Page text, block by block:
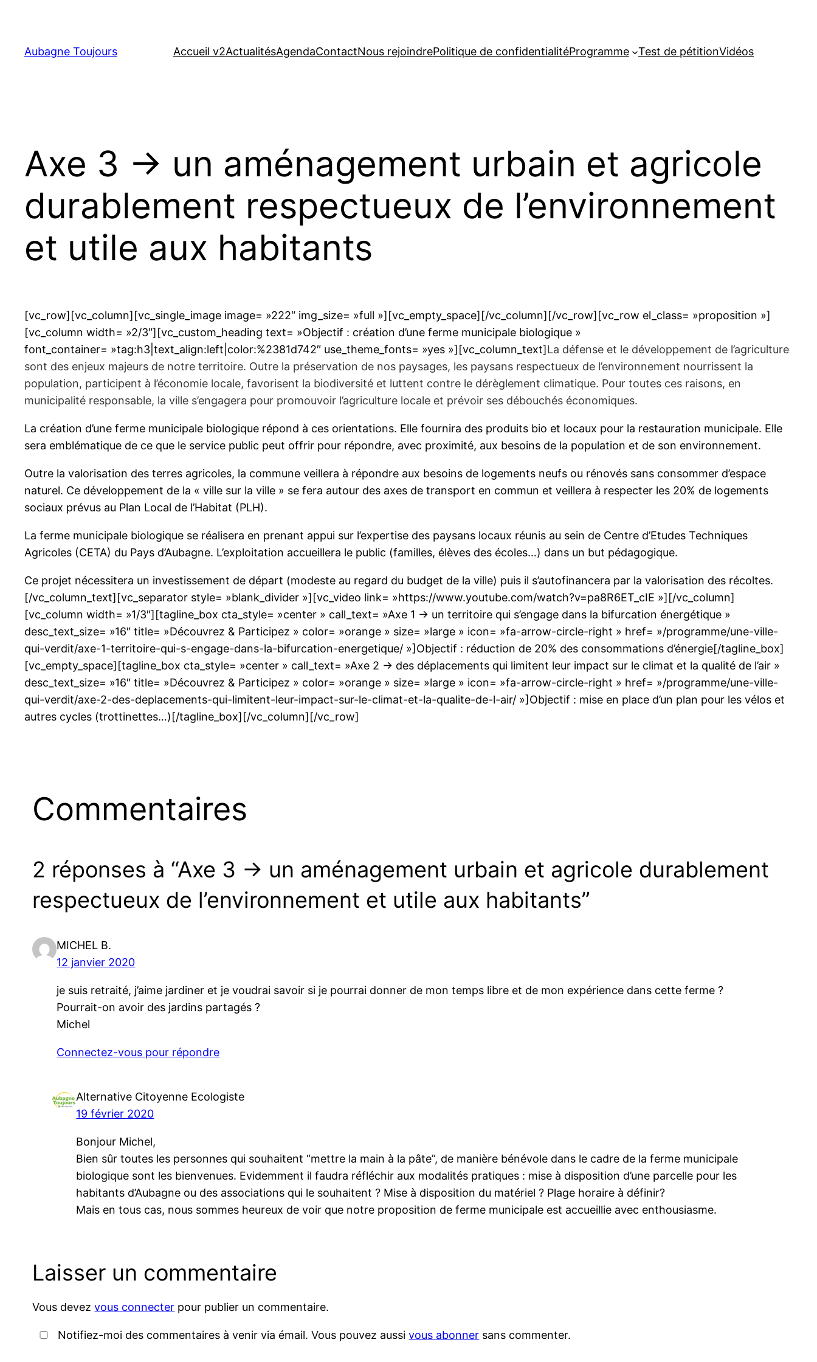
contenu
Aubagne Toujours Accueil v2ActualitésAgendaContactNous rejoindrePolitique de confidentialitéProgramme Test de pétitionVidéos
Axe 3 → un aménagement urbain et agricole
durablement respectueux de l’environnement
et utile aux habitants
[vc_row][vc_column][vc_single_image image= »222″ img_size= »full »][vc_empty_space][/vc_column][/vc_row][vc_row el_class= »proposition »]
[vc_column width= »2/3″][vc_custom_heading text= »Objectif : création d’une ferme municipale biologique »
font_container= »tag:h3|text_align:left|color:%2381d742″ use_theme_fonts= »yes »][vc_column_text]La défense et le développement de l’agriculture
sont des enjeux majeurs de notre territoire. Outre la préservation de nos paysages, les paysans respectueux de l’environnement nourrissent la
population, participent à l’économie locale, favorisent la biodiversité et luttent contre le dérèglement climatique. Pour toutes ces raisons, en
municipalité responsable, la ville s’engagera pour promouvoir l’agriculture locale et prévoir ses débouchés économiques.
La création d’une ferme municipale biologique répond à ces orientations. Elle fournira des produits bio et locaux pour la restauration municipale. Elle
sera emblématique de ce que le service public peut offrir pour répondre, avec proximité, aux besoins de la population et de son environnement.
Outre la valorisation des terres agricoles, la commune veillera à répondre aux besoins de logements neufs ou rénovés sans consommer d’espace
naturel. Ce développement de la « ville sur la ville » se fera autour des axes de transport en commun et veillera à respecter les 20% de logements
sociaux prévus au Plan Local de l’Habitat (PLH).
La ferme municipale biologique se réalisera en prenant appui sur l’expertise des paysans locaux réunis au sein de Centre d’Etudes Techniques
Agricoles (CETA) du Pays d’Aubagne. L’exploitation accueillera le public (familles, élèves des écoles…) dans un but pédagogique.
Ce projet nécessitera un investissement de départ (modeste au regard du budget de la ville) puis il s’autofinancera par la valorisation des récoltes.
[/vc_column_text][vc_separator style= »blank_divider »][vc_video link= »https://www.youtube.com/watch?v=pa8R6ET_cIE »][/vc_column]
[vc_column width= »1/3″][tagline_box cta_style= »center » call_text= »Axe 1 → un territoire qui s’engage dans la bifurcation énergétique »
desc_text_size= »16″ title= »Découvrez & Participez » color= »orange » size= »large » icon= »fa-arrow-circle-right » href= »/programme/une-ville-
qui-verdit/axe-1-territoire-qui-s-engage-dans-la-bifurcation-energetique/ »]Objectif : réduction de 20% des consommations d’énergie[/tagline_box]
[vc_empty_space][tagline_box cta_style= »center » call_text= »Axe 2 → des déplacements qui limitent leur impact sur le climat et la qualité de l’air »
desc_text_size= »16″ title= »Découvrez & Participez » color= »orange » size= »large » icon= »fa-arrow-circle-right » href= »/programme/une-ville-
qui-verdit/axe-2-des-deplacements-qui-limitent-leur-impact-sur-le-climat-et-la-qualite-de-l-air/ »]Objectif : mise en place d’un plan pour les vélos et
autres cycles (trottinettes…)[/tagline_box][/vc_column][/vc_row]
Commentaires
2 réponses à “Axe 3 → un aménagement urbain et agricole durablement
respectueux de l’environnement et utile aux habitants”
MICHEL B.
12 janvier 2020
je suis retraité, j’aime jardiner et je voudrai savoir si je pourrai donner de mon temps libre et de mon expérience dans cette ferme ?
Pourrait-on avoir des jardins partagés ?
Michel
Connectez-vous pour répondre
Alternative Citoyenne Ecologiste
19 février 2020
Bonjour Michel,
Bien sûr toutes les personnes qui souhaitent “mettre la main à la pâte”, de manière bénévole dans le cadre de la ferme municipale
biologique sont les bienvenues. Evidemment il faudra réfléchir aux modalités pratiques : mise à disposition d’une parcelle pour les
habitants d’Aubagne ou des associations qui le souhaitent ? Mise à disposition du matériel ? Plage horaire à définir?
Mais en tous cas, nous sommes heureux de voir que notre proposition de ferme municipale est accueillie avec enthousiasme.
Laisser un commentaire
Vous devezvous connecter pour publier un commentaire.
Notifiez-moi des commentaires à venir via émail. Vous pouvez aussivous abonner sans commenter.